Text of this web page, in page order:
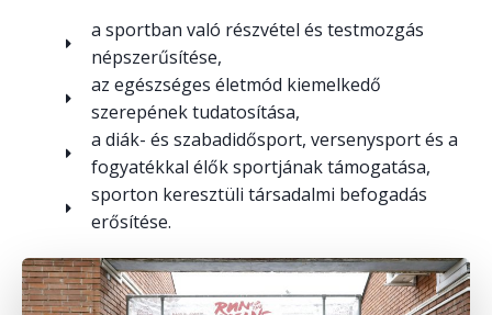
a sportban való részvétel és testmozgás
népszerűsítése,
az egészséges életmód kiemelkedő
szerepének tudatosítása,
a diák- és szabadidősport, versenysport és a
fogyatékkal élők sportjának támogatása,
sporton keresztüli társadalmi befogadás
erősítése.